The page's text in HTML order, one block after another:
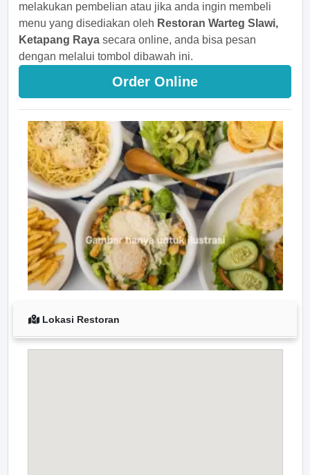
melakukan pembelian atau jika anda ingin membeli
menu yang disediakan oleh Restoran Warteg Slawi,
Ketapang Raya secara online, anda bisa pesan
dengan melalui tombol dibawah ini.
Order Online
Lokasi Restoran